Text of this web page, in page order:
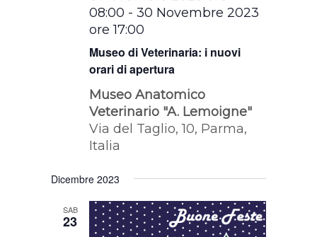
Museo di Veterinaria: i nuovi
orari di apertura
08:00 -30 Novembre 2023
ore 17:00
Museo Anatomico
Veterinario "A. Lemoigne"
Via del Taglio, 10, Parma,
Italia
Dicembre 2023
SAB
23